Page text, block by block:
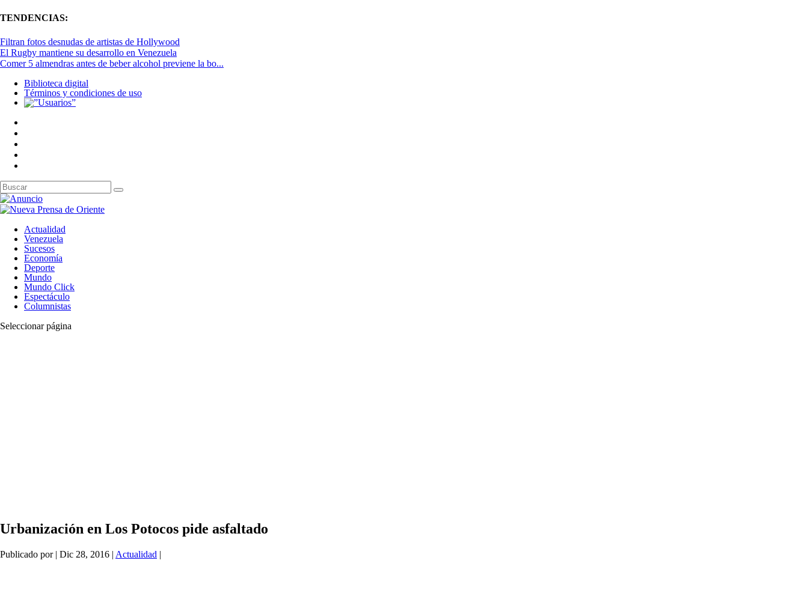
TENDENCIAS:
Filtran fotos desnudas de artistas de Hollywood
El Rugby mantiene su desarrollo en Venezuela
Comer 5 almendras antes de beber alcohol previene la bo...
Biblioteca digital
Términos y condiciones de uso
Actualidad
Venezuela
Sucesos
Economía
Deporte
Mundo
Mundo Click
Espectáculo
Columnistas
Seleccionar página
Urbanización en Los Potocos pide asfaltado
Publicado por | Dic 28, 2016 | Actualidad |